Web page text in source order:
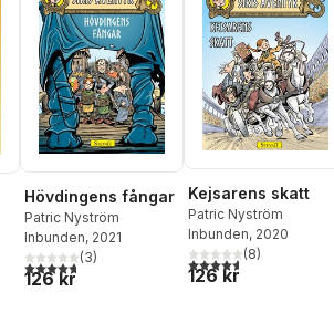
antal röster:
Hövdingens fångar
Patric Nyström
Inbunden, 2021
4,7utav 5 stjärnor. Totalt antal röster:
(3)
126 kr
Kejsarens skatt
Patric Nyström
Inbunden, 2020
4,6utav 5 stjärnor.
(8)
126 kr